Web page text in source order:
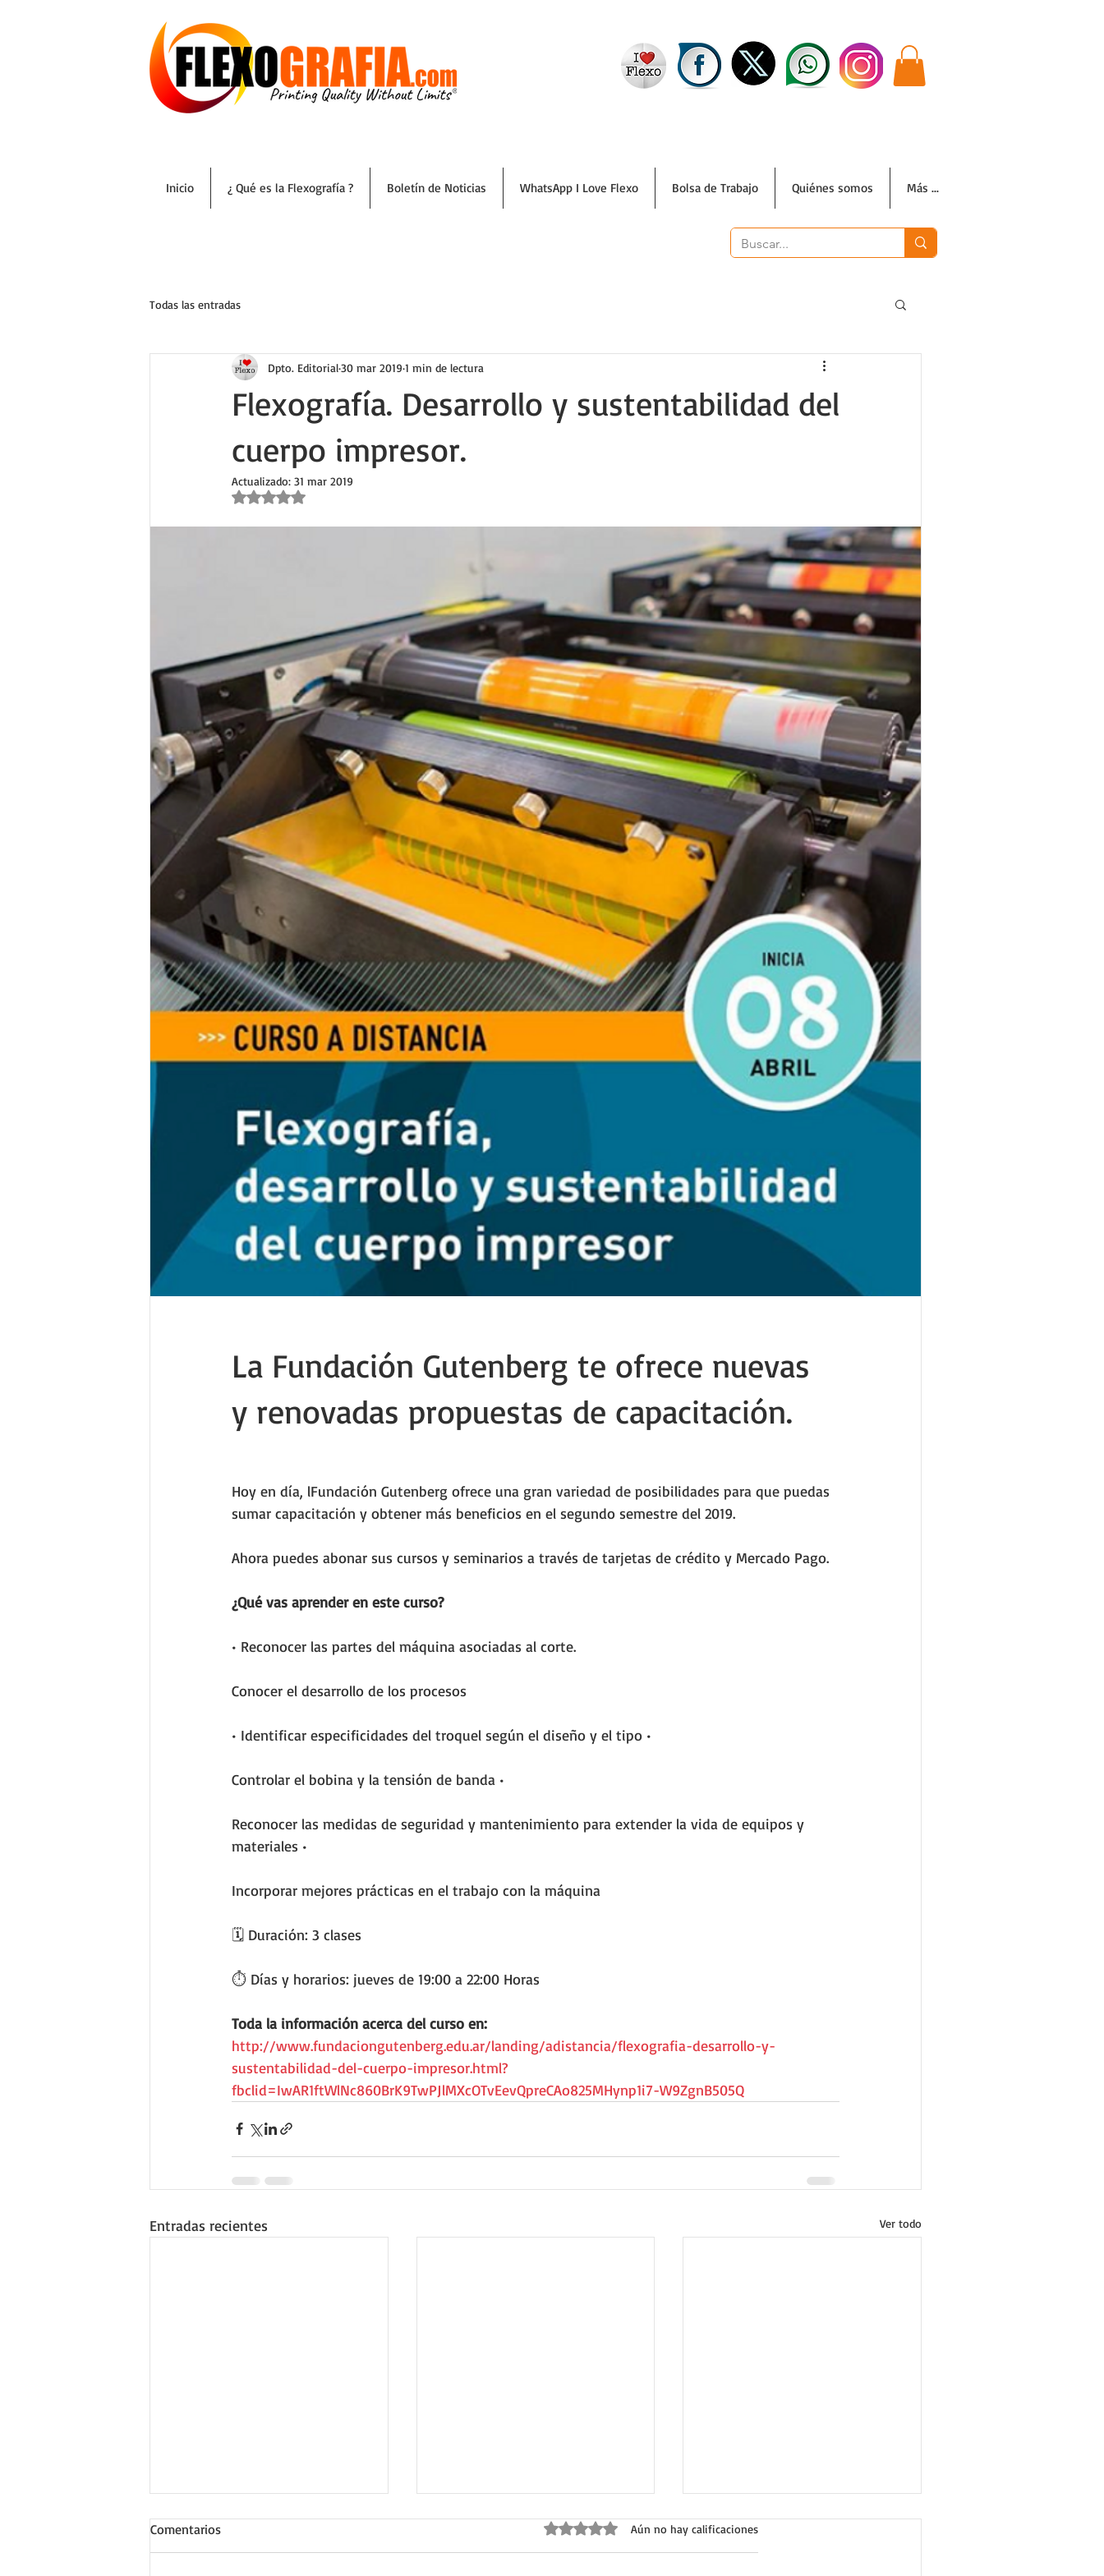
Todas las entradas
Flexografía. Desarrollo y sustentabilidad del
cuerpo impresor.
Dpto. Editorial30 mar 2019 1 min de lectura
Actualizado: 31 mar 2019
Obtuvo NaN de 5 estrellas.
La Fundación Gutenberg te ofrece nuevas
y renovadas propuestas de capacitación.
Hoy en día, lFundación Gutenberg ofrece una gran variedad de posibilidades para que puedas
sumar capacitación y obtener más beneficios en el segundo semestre del 2019.
Ahora puedes abonar sus cursos y seminarios a través de tarjetas de crédito y Mercado Pago.
¿Qué vas aprender en este curso?
• Reconocer las partes del máquina asociadas al corte.
Conocer el desarrollo de los procesos
• Identificar especificidades del troquel según el diseño y el tipo •
Controlar el bobina y la tensión de banda •
Reconocer las medidas de seguridad y mantenimiento para extender la vida de equipos y
materiales •
Incorporar mejores prácticas en el trabajo con la máquina
🗓 Duración: 3 clases
⏱ Días y horarios: jueves de 19:00 a 22:00 Horas
Toda la información acerca del curso en:
http://www.fundaciongutenberg.edu.ar/landing/adistancia/flexografia-desarrollo-y-
sustentabilidad-del-cuerpo-impresor.html?
fbclid=IwAR1ftWlNc860BrK9TwPJlMXcOTvEevQpreCAo825MHynp1i7-W9ZgnB505Q
Entradas recientes Ver todo
Comentarios Obtuvo 0 de 5 estrellas.Aún no hay calificaciones
Inicio ¿ Qué es la Flexografía ? Boletín de Noticias WhatsApp I Love Flexo Bolsa de Trabajo Quiénes somos Más ...